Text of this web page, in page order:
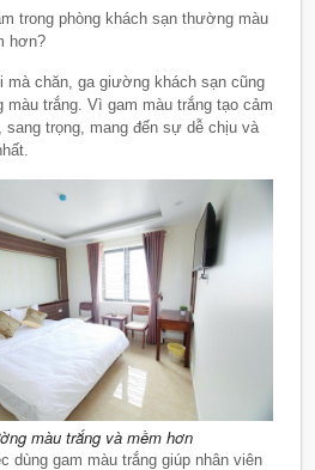
trong phòng khách sạn thường màu
hơn?
mà chăn, ga giường khách sạn cũng
màu trắng. Vì gam màu trắng tạo cảm
sang trọng, mang đến sự dễ chịu và
màu trắng và mềm hơn
dùng gam màu trắng giúp nhân viên